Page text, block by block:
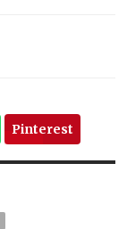
Pinterest